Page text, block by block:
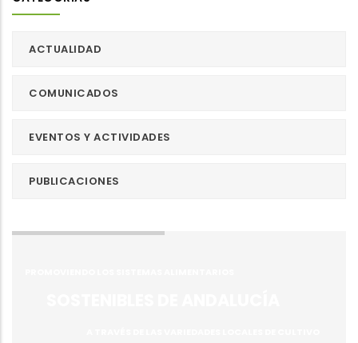
ACTUALIDAD
COMUNICADOS
EVENTOS Y ACTIVIDADES
PUBLICACIONES